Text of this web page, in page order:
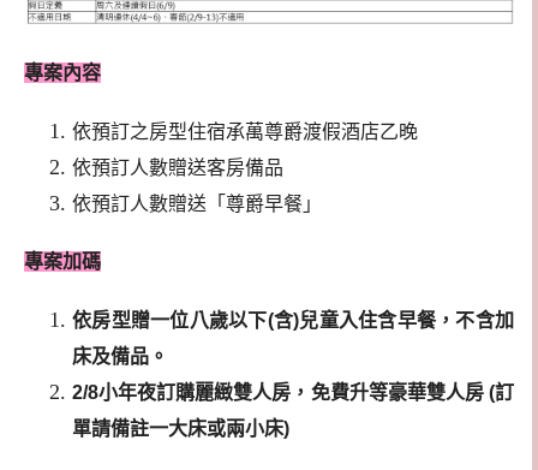
專案內容
依預訂之房型住宿承萬尊爵渡假酒店乙晚
依預訂人數贈送客房備品
依預訂人數贈送「尊爵早餐」
專案加碼
依房型贈一位八歲以下(含)兒童入住含早餐，不含加
床及備品。
2/8小年夜訂購麗緻雙人房，免費升等豪華雙人房 (訂
單請備註一大床或兩小床)